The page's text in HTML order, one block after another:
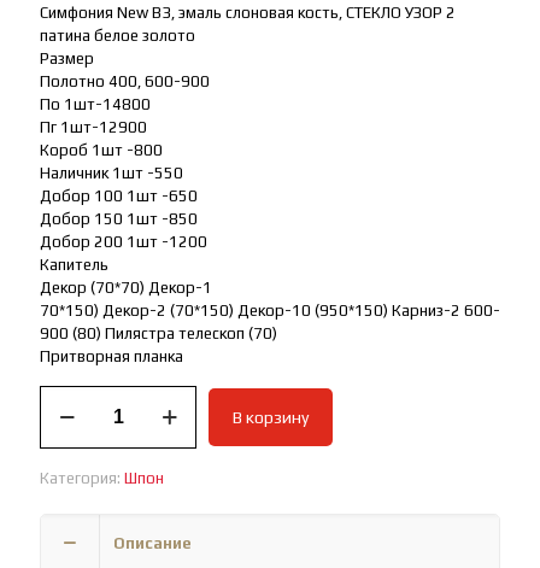
Симфония New В3, эмаль слоновая кость, СТЕКЛО УЗОР 2
патина белое золото
Размер
Полотно 400, 600-900
По 1шт-14800
Пг 1шт-12900
Короб 1шт -800
Наличник 1шт -550
Добор 100 1шт -650
Добор 150 1шт -850
Добор 200 1шт -1200
Капитель
Декор (70*70) Декор-1
70*150) Декор-2 (70*150) Декор-10 (950*150) Карниз-2 600-
900 (80) Пилястра телескоп (70)
Притворная планка
товара
СИМФОНИЯ
В корзину
Категория: Шпон
Описание